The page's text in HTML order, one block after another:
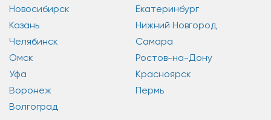
Новосибирск
Екатеринбург
Казань
Нижний Новгород
Челябинск
Самара
Омск
Ростов-на-Дону
Уфа
Красноярск
Воронеж
Пермь
Волгоград